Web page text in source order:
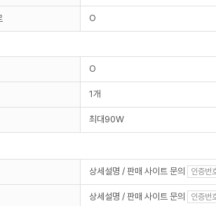
O
O
1개
최대90W
상세설명 / 판매 사이트 문의 인증번
상세설명 / 판매 사이트 문의 인증번